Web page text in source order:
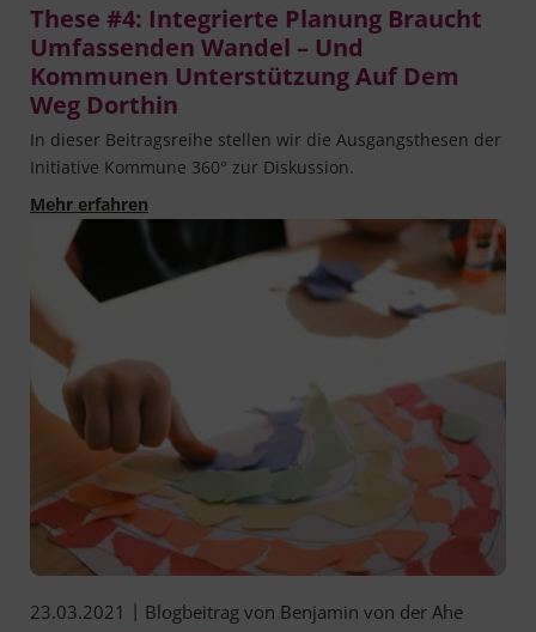
These #4: Integrierte Planung Braucht
Umfassenden Wandel – Und
Kommunen Unterstützung Auf Dem
Weg Dorthin
In die­ser Bei­trags­rei­he stel­len wir die Aus­gangs­the­sen der
Initia­ti­ve Kom­mu­ne 360° zur Diskussion.
Mehr erfahrenThese #4: Integrierte Planung braucht
23.03.2021 | Blogbeitrag von Benjamin von der Ahe